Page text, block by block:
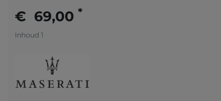
€ 69,00 *
Inhoud 1